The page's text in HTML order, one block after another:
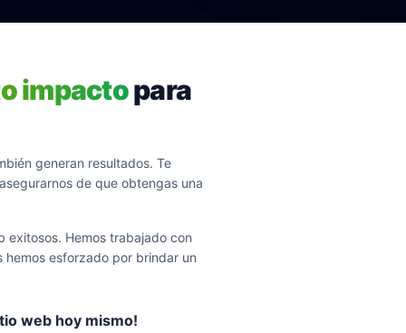
impactopara
generan resultados. Te
de que obtengas una
exitosos. Hemos trabajado con
esforzado por brindar un
web hoy mismo!